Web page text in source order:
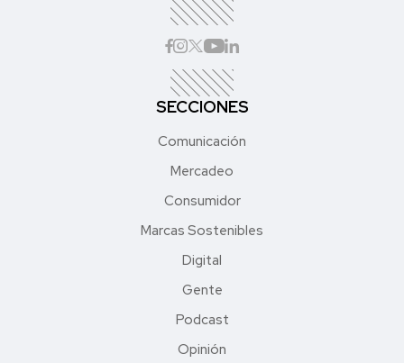
SECCIONES
Comunicación
Mercadeo
Consumidor
Marcas Sostenibles
Digital
Gente
Podcast
Opinión